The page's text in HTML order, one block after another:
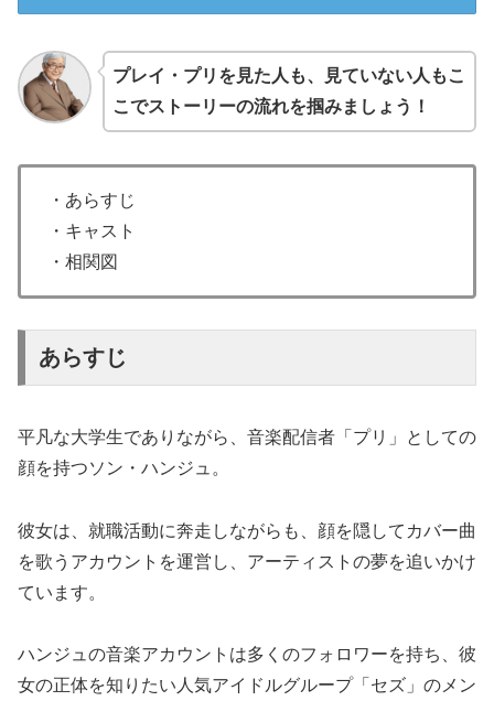
プレイ・プリを見た人も、見ていない人もこ
こでストーリーの流れを掴みましょう！
・あらすじ
・キャスト
・相関図
あらすじ
平凡な大学生でありながら、音楽配信者「プリ」としての
顔を持つソン・ハンジュ。
彼女は、就職活動に奔走しながらも、顔を隠してカバー曲
を歌うアカウントを運営し、アーティストの夢を追いかけ
ています。
ハンジュの音楽アカウントは多くのフォロワーを持ち、彼
女の正体を知りたい人気アイドルグループ「セズ」のメン